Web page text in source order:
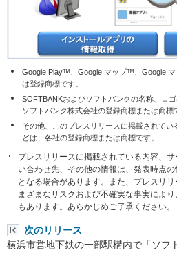
Google Play™、Google マップ™、Google マ
は登録商標です。
SOFTBANKおよびソフトバンクの名称、ロ
ソフトバンク株式会社の登録商標または商標
その他、このプレスリリースに掲載されて
どは、各社の登録商標または商標です。
プレスリリースに掲載されている内容、
い合わせ先、その他の情報は、発表時点
となる場合があります。また、プレスリ
まざまなリスクおよび不確実な事実によ
もあります。あらかじめご了承ください。
次のリリース
横浜市営地下鉄の一部駅構内で「ソフ